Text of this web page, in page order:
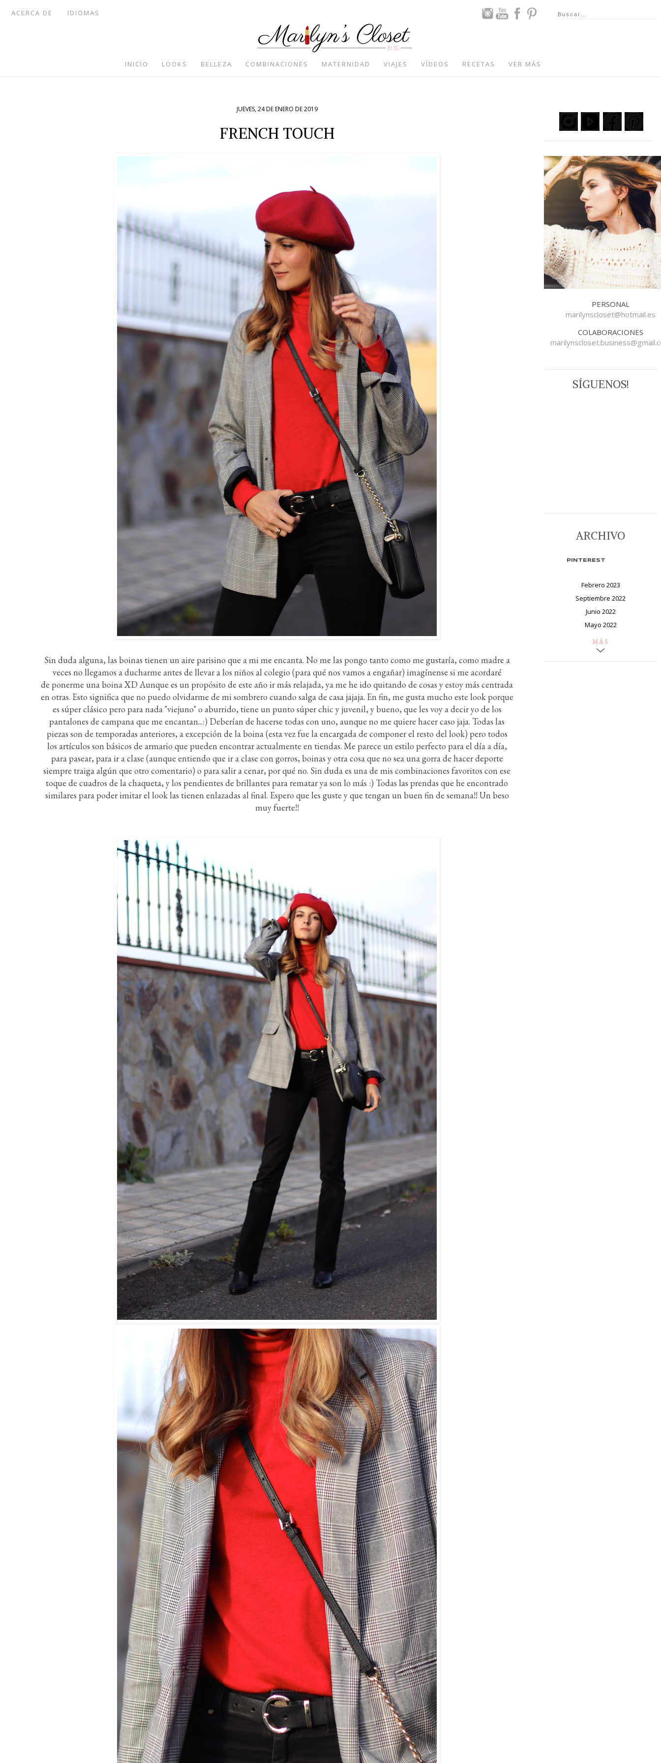
ACERCA DE IDIOMAS
INICIO LOOKS BELLEZA COMBINACIONES MATERNIDAD VIAJES VÍDEOS RECETAS VER MÁS
JUEVES, 24 DE ENERO DE 2019
FRENCH TOUCH
Sin duda alguna, las boinas tienen un aire parisino que a mi me encanta. No me las pongo tanto como me gustaría, como madre a
veces no llegamos a ducharme antes de llevar a los niños al colegio (para qué nos vamos a engañar) imagínense si me acordaré
de ponerme una boina XD Aunque es un propósito de este año ir más relajada, ya me he ido quitando de cosas y estoy más centrada
en otras. Esto significa que no puedo olvidarme de mi sombrero cuando salga de casa jajaja. En fin, me gusta mucho este look porque
es súper clásico pero para nada "viejuno" o aburrido, tiene un punto súper chic y juvenil, y bueno, que les voy a decir yo de los
pantalones de campana que me encantan...:) Deberían de hacerse todas con uno, aunque no me quiere hacer caso jaja. Todas las
piezas son de temporadas anteriores, a excepción de la boina (esta vez fue la encargada de componer el resto del look) pero todos
los artículos son básicos de armario que pueden encontrar actualmente en tiendas. Me parece un estilo perfecto para el día a día,
para pasear, para ir a clase (aunque entiendo que ir a clase con gorros, boinas y otra cosa que no sea una gorra de hacer deporte
siempre traiga algún que otro comentario) o para salir a cenar, por qué no. Sin duda es una de mis combinaciones favoritos con ese
toque de cuadros de la chaqueta, y los pendientes de brillantes para rematar ya son lo más :) Todas las prendas que he encontrado
similares para poder imitar el look las tienen enlazadas al final. Espero que les guste y que tengan un buen fin de semana!! Un beso
muy fuerte!!
PERSONAL
marilynscloset@hotmail.es
COLABORACIONES
SÍGUENOS!
ARCHIVO
PINTEREST
Febrero 2023
Septiembre 2022
Junio 2022
Mayo 2022
MÁS